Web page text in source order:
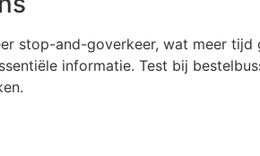
stop-and-goverkeer, wat meer
informatie. Test bij